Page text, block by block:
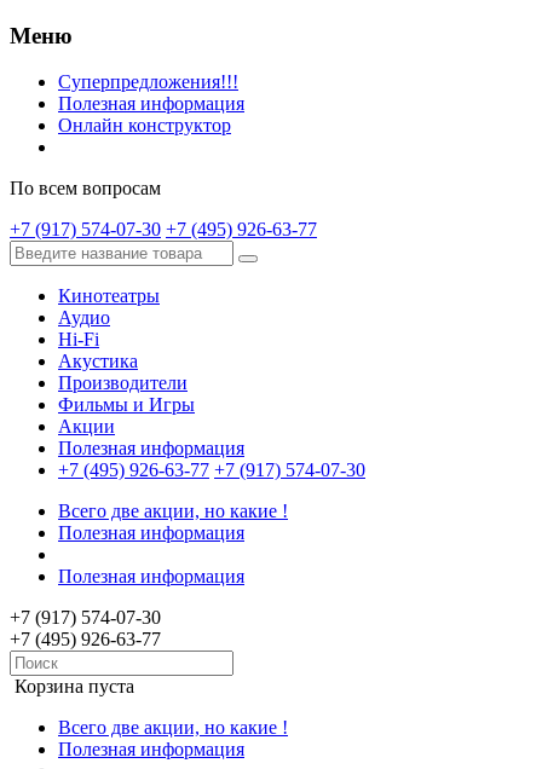
Меню
Суперпредложения!!!
Полезная информация
Онлайн конструктор
По всем вопросам
+7 (917) 574-07-30 +7 (495) 926-63-77
Кинотеатры
Аудио
Hi-Fi
Акустика
Производители
Фильмы и Игры
Акции
Полезная информация
+7 (495) 926-63-77 +7 (917) 574-07-30
Всего две акции, но какие !
Полезная информация
Полезная информация
+7 (917) 574-07-30
+7 (495) 926-63-77
Корзина пуста
Всего две акции, но какие !
Полезная информация